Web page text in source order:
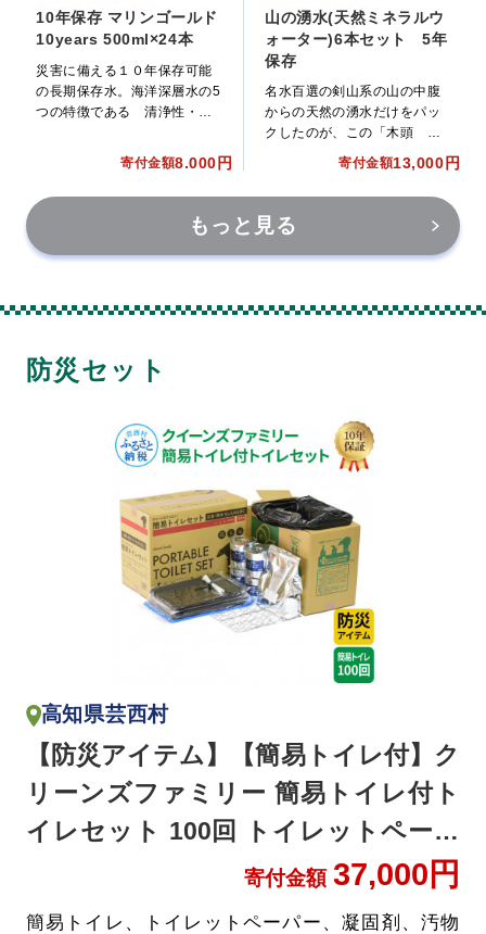
10年保存 マリンゴールド
10years 500ml×24本
災害に備える１０年保存可能
の長期保存水。海洋深層水の5
つの特徴である 清浄性・富
定性・熟成性に優れており、
長期保存に適しています。
寄付金額8.000円
山の湧水(天然ミネラルウ
ォーター)6本セット 5年
保存
名水百選の剣山系の山の中腹
からの天然の湧水だけをパッ
クしたのが、この「木頭 山
の湧水」です。 5年という長
期保存可能で、非常用備蓄飲
料水として、各地防災センタ
ーにも採用されています。
寄付金額13,000円
もっと見る
防災セット
高知県芸西村
【防災アイテム】【簡易トイレ付】ク
リーンズファミリー 簡易トイレ付ト
イレセット 100回 トイレットペーパ
寄付金額 37,000円
簡易トイレ、トイレットペーパー、凝固剤、汚物